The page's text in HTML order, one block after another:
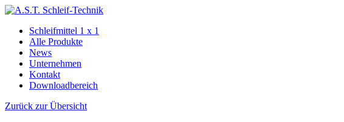
Schleifmittel 1 x 1
Alle Produkte
News
Unternehmen
Kontakt
Downloadbereich
Zurück zur Übersicht